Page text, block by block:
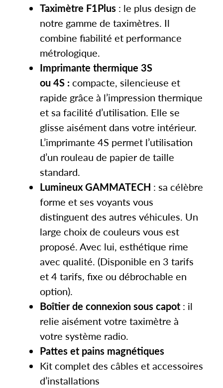
Taximètre F1Plus : le plus design de
notre gamme de taximètres. Il
combine fiabilité et performance
métrologique.
Imprimante thermique 3S
ou 4S : compacte, silencieuse et
rapide grâce à l’impression thermique
et sa facilité d’utilisation. Elle se
glisse aisément dans votre intérieur.
L’imprimante 4S permet l’utilisation
d’un rouleau de papier de taille
standard.
Lumineux GAMMATECH : sa célèbre
forme et ses voyants vous
distinguent des autres véhicules. Un
large choix de couleurs vous est
proposé. Avec lui, esthétique rime
avec qualité. (Disponible en 3 tarifs
et 4 tarifs, fixe ou débrochable en
option).
Boîtier de connexion sous capot : il
relie aisément votre taximètre à
votre système radio.
Pattes et pains magnétiques
Kit complet des câbles et accessoires
d’installations